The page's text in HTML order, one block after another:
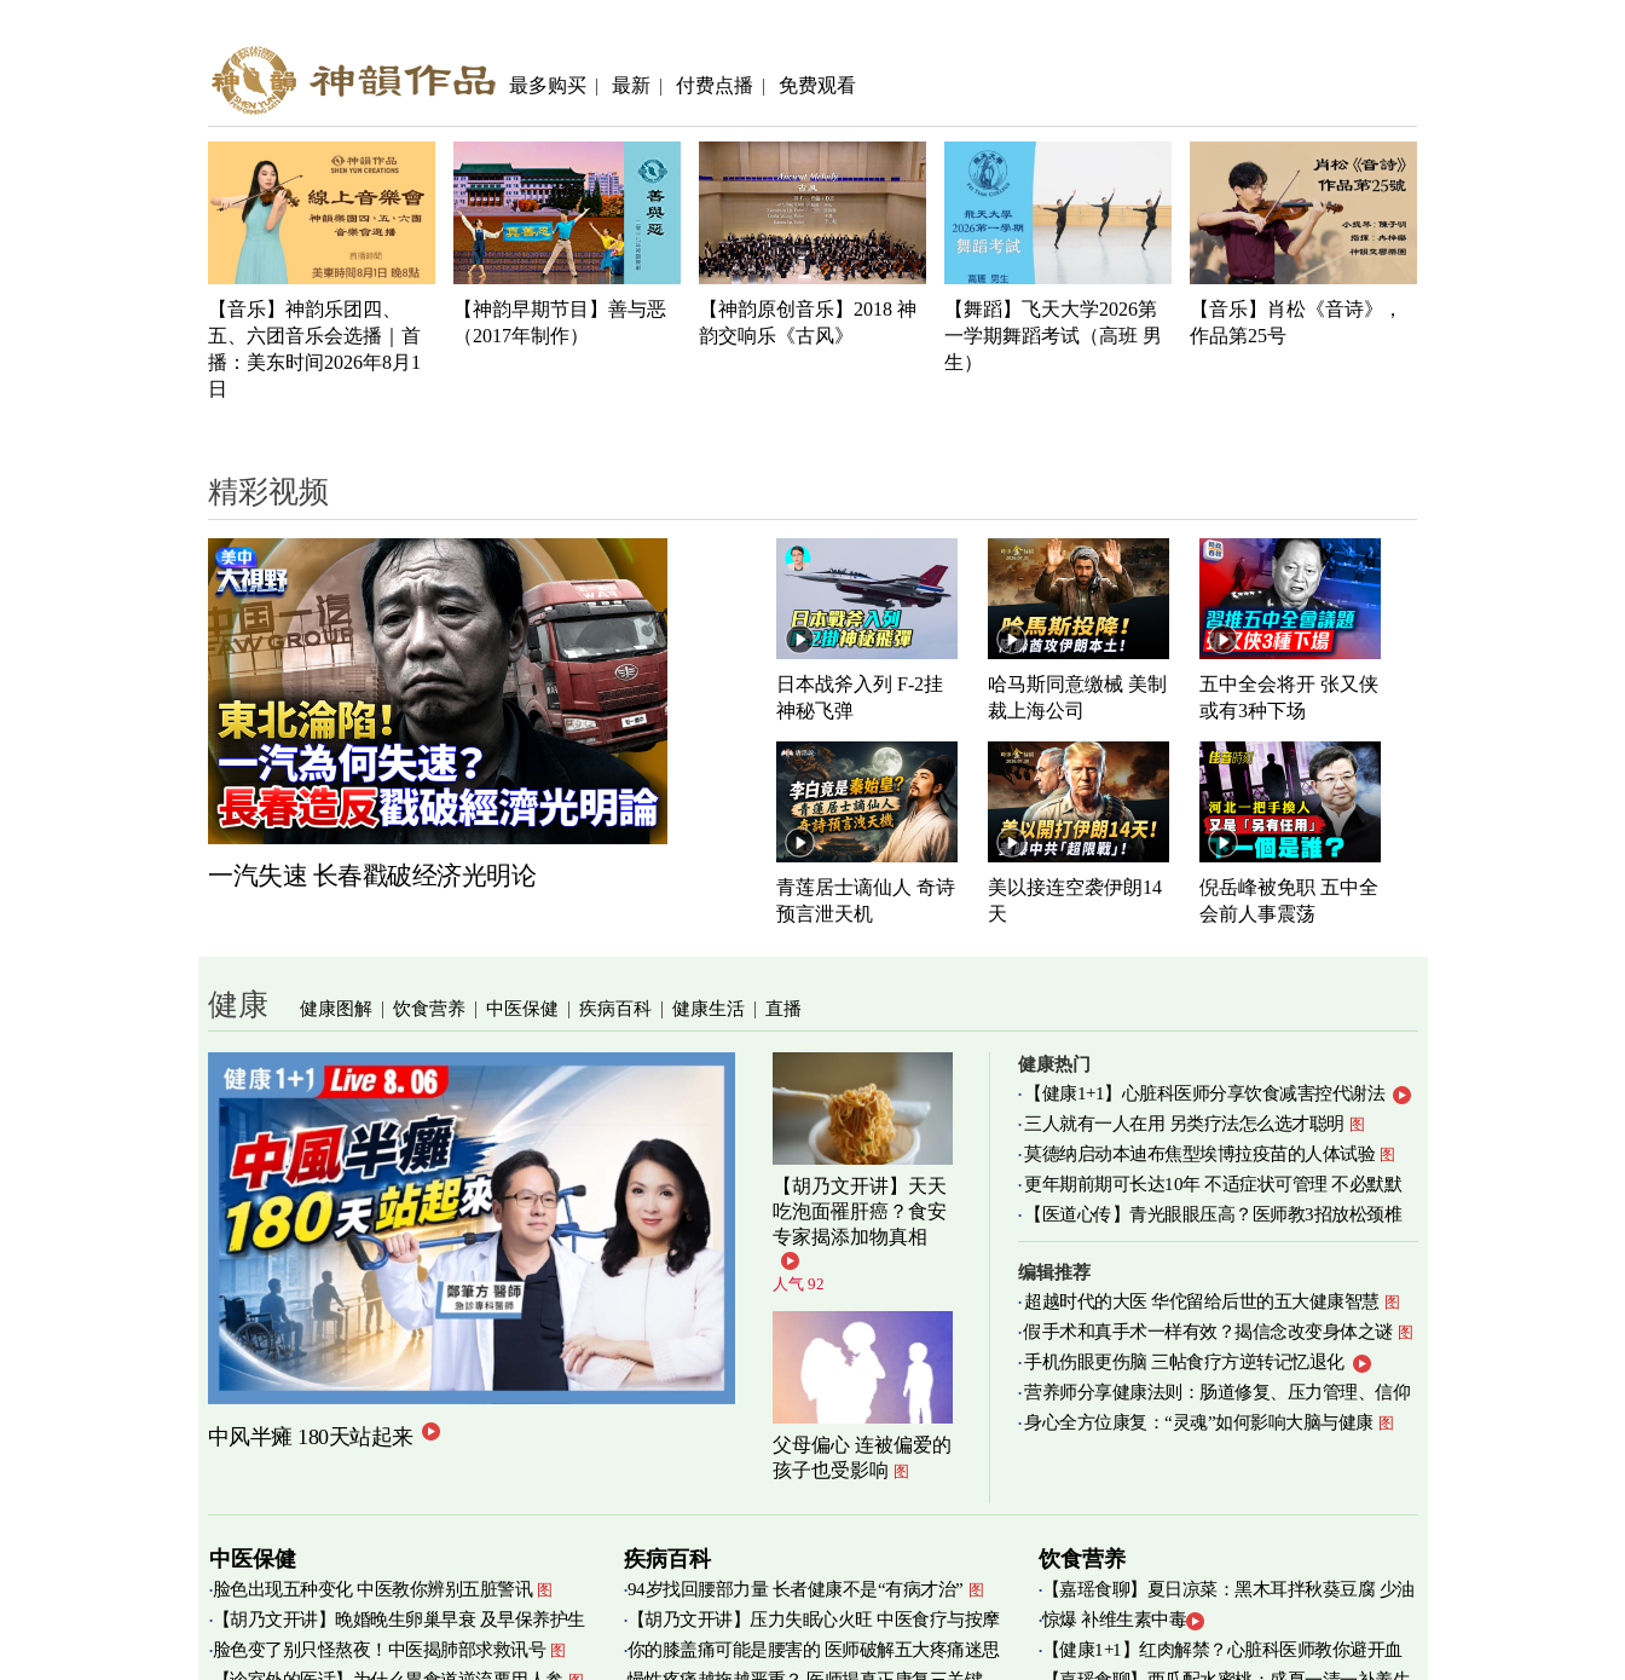
最多购买 | 最新 | 付费点播 | 免费观看
【音乐】神韵乐团四、
五、六团音乐会选播｜首
播：美东时间2026年8月1
日
【神韵早期节目】善与恶
（2017年制作）
【神韵原创音乐】2018 神
韵交响乐《古风》
【舞蹈】飞天大学2026第
一学期舞蹈考试（高班 男
生）
【音乐】肖松《音诗》，
作品第25号
精彩视频
一汽失速 长春戳破经济光明论
日本战斧入列 F-2挂
神秘飞弹
哈马斯同意缴械 美制
裁上海公司
五中全会将开 张又侠
或有3种下场
青莲居士谪仙人 奇诗
预言泄天机
美以接连空袭伊朗14
天
倪岳峰被免职 五中全
会前人事震荡
健康 健康图解 | 饮食营养 | 中医保健 | 疾病百科 | 健康生活 | 直播
中风半瘫 180天站起来
【胡乃文开讲】天天
吃泡面罹肝癌？食安
专家揭添加物真相
人气 92
父母偏心 连被偏爱的
孩子也受影响 图
健康热门
【健康1+1】心脏科医师分享饮食减害控代谢法
三人就有一人在用 另类疗法怎么选才聪明 图
莫德纳启动本迪布焦型埃博拉疫苗的人体试验 图
更年期前期可长达10年 不适症状可管理 不必默默
忍受 图
【医道心传】青光眼眼压高？医师教3招放松颈椎
图
编辑推荐
超越时代的大医 华佗留给后世的五大健康智慧 图
假手术和真手术一样有效？揭信念改变身体之谜 图
手机伤眼更伤脑 三帖食疗方逆转记忆退化
营养师分享健康法则：肠道修复、压力管理、信仰
实践 图
身心全方位康复：“灵魂”如何影响大脑与健康 图
中医保健
脸色出现五种变化 中医教你辨别五脏警讯 图
【胡乃文开讲】晚婚晚生卵巢早衰 及早保养护生
育
脸色变了别只怪熬夜！中医揭肺部求救讯号 图
疾病百科
94岁找回腰部力量 长者健康不是“有病才治” 图
【胡乃文开讲】压力失眠心火旺 中医食疗与按摩
自救
你的膝盖痛可能是腰害的 医师破解五大疼痛迷思
饮食营养
【嘉瑶食聊】夏日凉菜：黑木耳拌秋葵豆腐 少油
烟清爽养心 图
惊爆 补维生素中毒
【健康1+1】红肉解禁？心脏科医师教你避开血